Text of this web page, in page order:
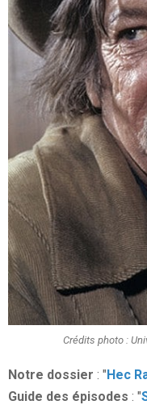
Crédits photo :
Notre dossier : "Hec
Guide des épisodes : "